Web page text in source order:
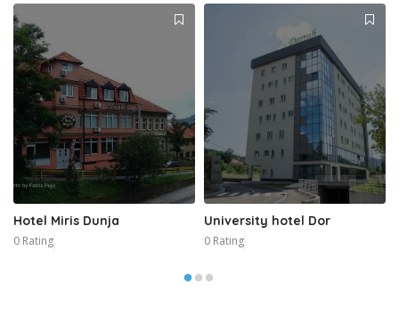
Hotel Miris Dunja
0 Rating
University hotel Dor
0 Rating